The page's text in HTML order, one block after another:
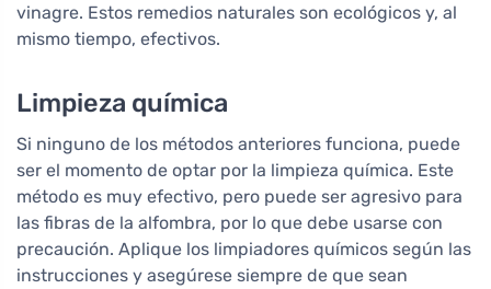
vinagre. Estos remedios naturales son ecológicos y, al
mismo tiempo, efectivos.
Limpieza química
Si ninguno de los métodos anteriores funciona, puede
ser el momento de optar por la limpieza química. Este
método es muy efectivo, pero puede ser agresivo para
las fibras de la alfombra, por lo que debe usarse con
precaución. Aplique los limpiadores químicos según las
instrucciones y asegúrese siempre de que sean